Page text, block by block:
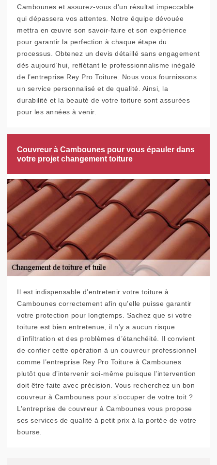
Cambounes et assurez-vous d'un résultat impeccable
qui dépassera vos attentes. Notre équipe dévouée
mettra en œuvre son savoir-faire et son expérience
pour garantir la perfection à chaque étape du
processus. Obtenez un devis détaillé sans engagement
dès aujourd'hui, reflétant le professionnalisme inégalé
de l’entreprise Rey Pro Toiture. Nous vous fournissons
un service personnalisé et de qualité. Ainsi, la
durabilité et la beauté de votre toiture sont assurées
pour les années à venir.
Couvreur à Cambounes pour vous épauler dans
votre projet changement toiture
Il est indispensable d’entretenir votre toiture à
Cambounes correctement afin qu’elle puisse garantir
votre protection pour longtemps. Sachez que si votre
toiture est bien entretenue, il n’y a aucun risque
d’infiltration et des problèmes d’étanchéité. Il convient
de confier cette opération à un couvreur professionnel
comme l’entreprise Rey Pro Toiture à Cambounes
plutôt que d’intervenir soi-même puisque l’intervention
doit être faite avec précision. Vous recherchez un bon
couvreur à Cambounes pour s’occuper de votre toit ?
L’entreprise de couvreur à Cambounes vous propose
ses services de qualité à petit prix à la portée de votre
bourse.